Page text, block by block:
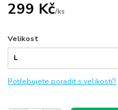
299 Kč/ks
Velikost
Potřebujete poradit s velikostí?